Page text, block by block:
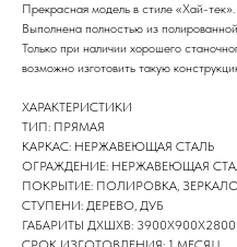
Прекрасная модель в стиле «Хай-тек».
Выполнена полностью из
Только при наличии хорошего
возможно изготовить такую
ХАРАКТЕРИСТИКИ
ТИП: ПРЯМАЯ
КАРКАС: НЕРЖАВЕЮЩАЯ СТАЛЬ
ОГРАЖДЕНИЕ: НЕРЖАВЕЮЩАЯ
ПОКРЫТИЕ: ПОЛИРОВКА,
СТУПЕНИ: ДЕРЕВО, ДУБ
ГАБАРИТЫ ДХШХВ: 3900Х900Х2800